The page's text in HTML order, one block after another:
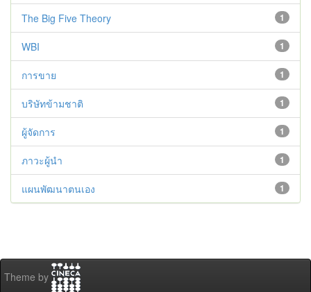
1
The Big Five Theory
1
WBI
1
การขาย
1
บริษัทข้ามชาติ
1
ผู้จัดการ
1
ภาวะผู้นำ
1
แผนพัฒนาตนเอง
Theme by